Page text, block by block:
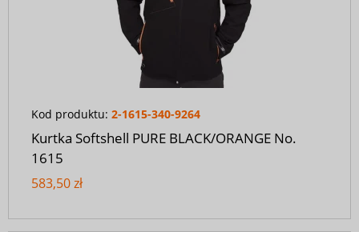
Kod produktu: 2-1615-340-9264
Kurtka Softshell PURE BLACK/ORANGE No.
1615
583,50 zł